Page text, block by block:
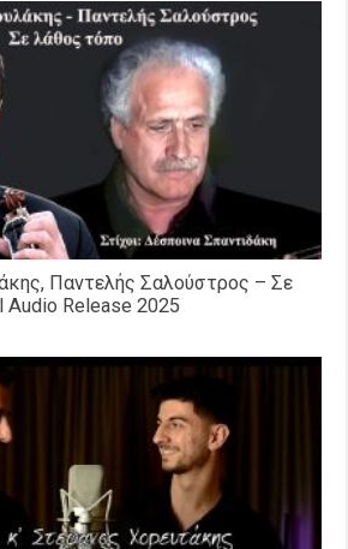
Παντελής Σαλούστρος – Σε
Release 2025